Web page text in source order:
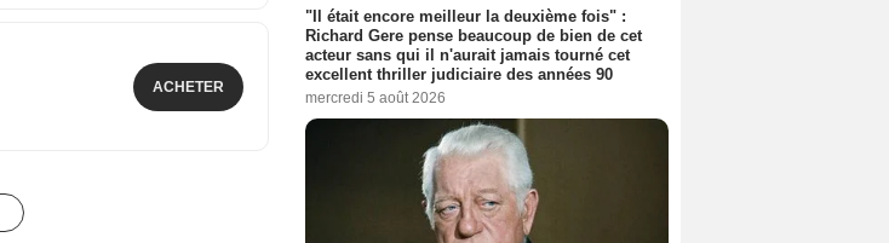
ACHETER
"Il était encore meilleur la deuxième fois" :
Richard Gere pense beaucoup de bien de cet
acteur sans qui il n'aurait jamais tourné cet
excellent thriller judiciaire des années 90
mercredi 5 août 2026